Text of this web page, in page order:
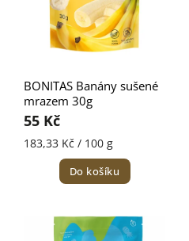
BONITAS Banány sušené
mrazem 30g
55 Kč
183,33 Kč / 100 g
Do košíku